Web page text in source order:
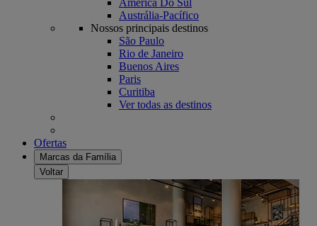
América Do Sul
Austrália-Pacífico
Nossos principais destinos
São Paulo
Rio de Janeiro
Buenos Aires
Paris
Curitiba
Ver todas as destinos
Ofertas
Marcas da Família
Voltar